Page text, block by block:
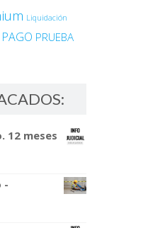
Liquidación
PAGO PRUEBA
12 meses
-